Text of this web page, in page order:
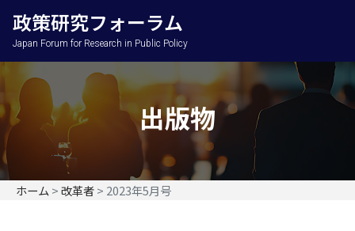
政策研究フォーラム
Japan Forum for Research in Public Policy
出版物
ホーム >改革者> 2023年5月号